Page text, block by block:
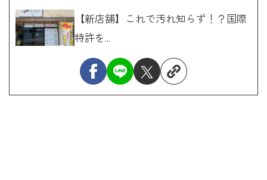
【新店舗】これで汚れ知らず！？国際
特許を...